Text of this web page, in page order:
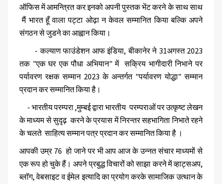
ऑफिस में आमन्त्रित कर इनको अपनी पुस्तक भेंट करने के साथ साथ
मैं भारत हूँ वाला पट्टा ओढ़ा न केवल सम्मानित किया बल्कि अपने
संगठन से जुडने का आह्वान किया।
- कल्याण फाउंडेशन आफ इंडिया, बीकानेर ने 31अगस्त 2023
तक "एक घर एक पौधा अभियान" में सक्रिय भागीदारी निभाने पर
पर्यावरण रक्षक सम्मान 2023 के अन्तर्गत "पर्यावरण योद्धा" सम्मान
प्रदान कर सम्मानित किया है।
- भारतीय परम्परा ,मुम्बई द्वारा भारतीय परम्पराओं पर उत्कृष्ट लेखन
के माध्यम से सुदृढ़ करने के प्रयास में निरन्तर सहभागिता निभाते रहने
के चलते साहित्य सम्मान पत्र प्रदान कर सम्मानित किया है ।
आपकी उम्र 76 हो जाने पर भी आप आज के उन्नत संचार माध्यमों से
एक रूप हो चुके हैं। अपने प्रबुद्ध विचारों को साझा करने में व्हाट्सअप,
ब्लॉग, वेबसाइट व ईमेल इत्यादि का प्रयोग करके सामाजिक उत्थान के